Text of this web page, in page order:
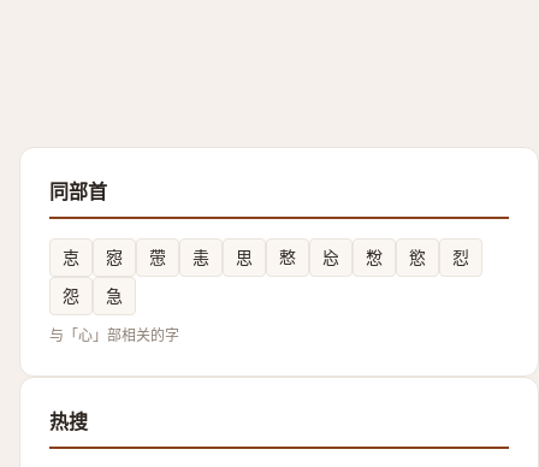
同部首
怘 惌 慸 恚 思 慗 㤀 㥹 慾
㤠
怨
急
与「心」部相关的字
热搜